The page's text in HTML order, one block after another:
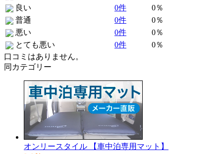
良い
0件
0％
普通
0件
0％
悪い
0件
0％
とても悪い
0件
0％
口コミはありません。
同カテゴリー
オンリースタイル 【車中泊専用マット】